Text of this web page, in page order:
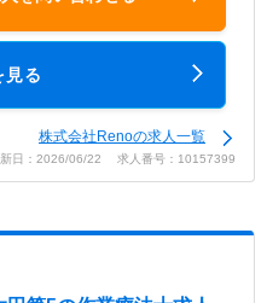
見る
株式会社Renoの求人一覧
日：2026/06/22 求人番号：10157399